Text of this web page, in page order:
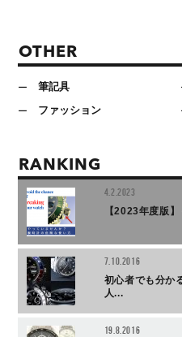
OTHER
筆記具
ファッション
RANKING
4.2.2023
【2023年度版
7.10.2016
初心者でも分か
人...
19.8.2016